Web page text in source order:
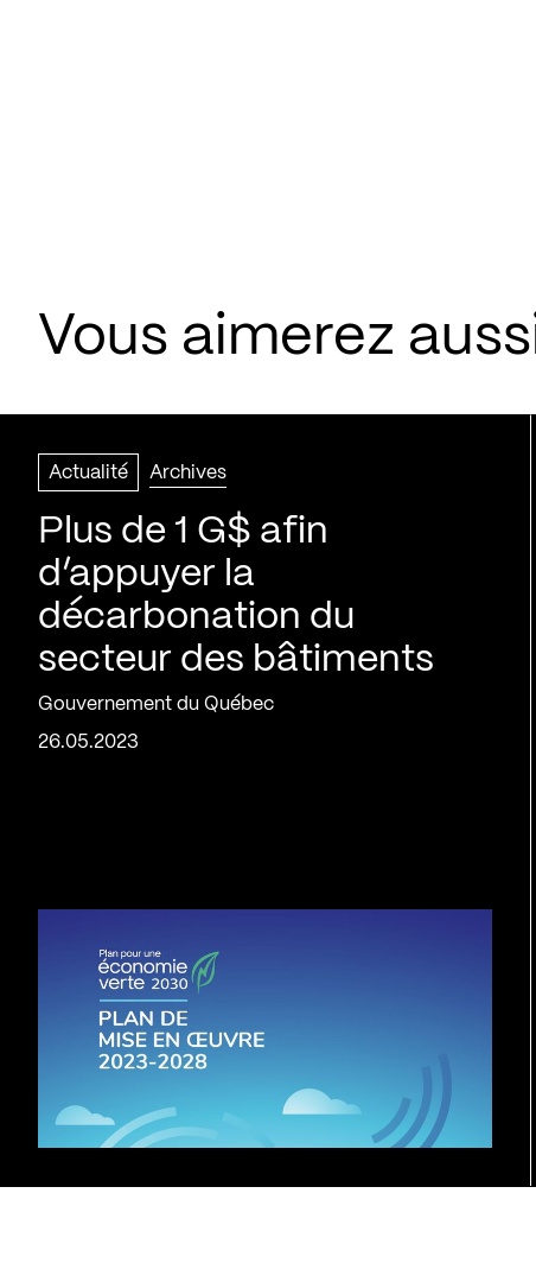
Vous aimerez
Actualité Archives
Plus de 1 G$ afin
d’appuyer la
décarbonation du
secteur des bâtiments
Gouvernement du Québec
26.05.2023